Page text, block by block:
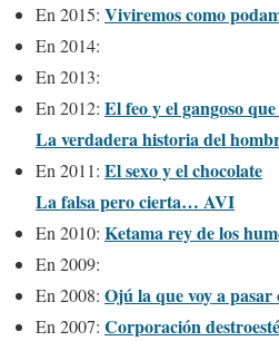
En 2015: Viviremos como
En 2014:
En 2013:
En 2012: El feo y el gangoso
La verdadera historia del
En 2011: El sexo y el chocolate
La falsa pero cierta… AVI
En 2010: Ketama rey de los
En 2009:
En 2008: Ojú la que voy a
En 2007: Corporación